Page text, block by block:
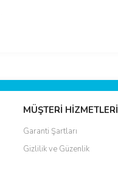
MÜŞTERİ HİZMETLERİ
Garanti Şartları
Gizlilik ve Güzenlik